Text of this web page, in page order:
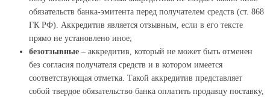
обязательств банка-эмитента перед получателем средств (ст. 868
ГК РФ). Аккредитив является отзывным, если в его тексте
прямо не установлено иное;
безотзывные – аккредитив, который не может быть отменен
без согласия получателя средств и в котором имеется
соответствующая отметка. Такой аккредитив представляет
собой твердое обязательство банка оплатить продавцу поставку,